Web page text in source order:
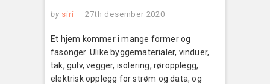
by siri 27th desember 2020
Et hjem kommer i mange former og
fasonger. Ulike byggematerialer, vinduer,
tak, gulv, vegger, isolering, røropplegg,
elektrisk opplegg for strøm og data, og